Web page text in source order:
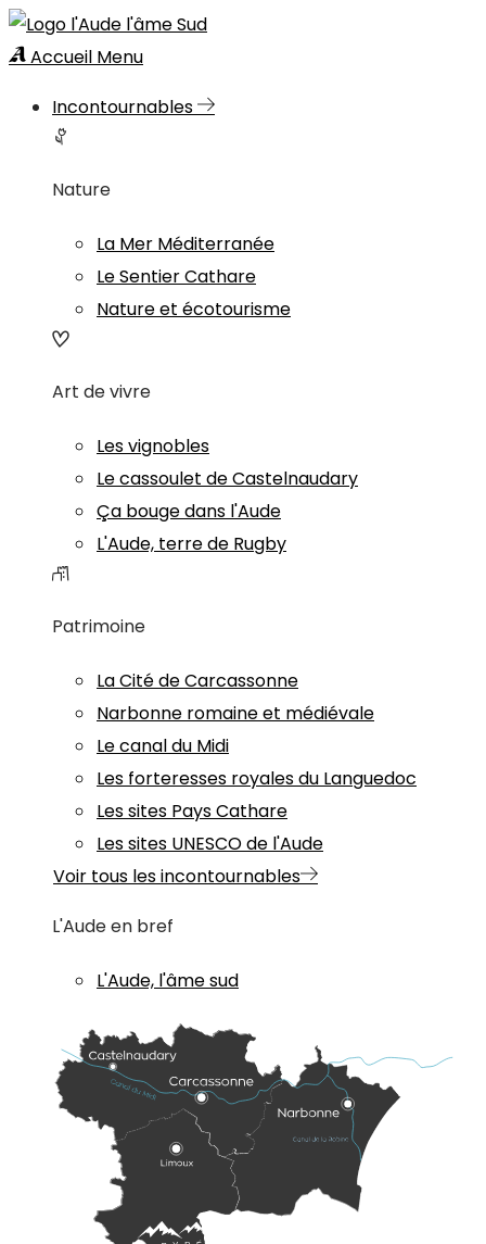
Accueil Menu
Incontournables
Nature
La Mer Méditerranée
Le Sentier Cathare
Nature et écotourisme
Art de vivre
Les vignobles
Le cassoulet de Castelnaudary
Ça bouge dans l'Aude
L'Aude, terre de Rugby
Patrimoine
La Cité de Carcassonne
Narbonne romaine et médiévale
Le canal du Midi
Les forteresses royales du Languedoc
Les sites Pays Cathare
Les sites UNESCO de l'Aude
Voir tous les incontournables
L'Aude en bref
L'Aude, l'âme sud